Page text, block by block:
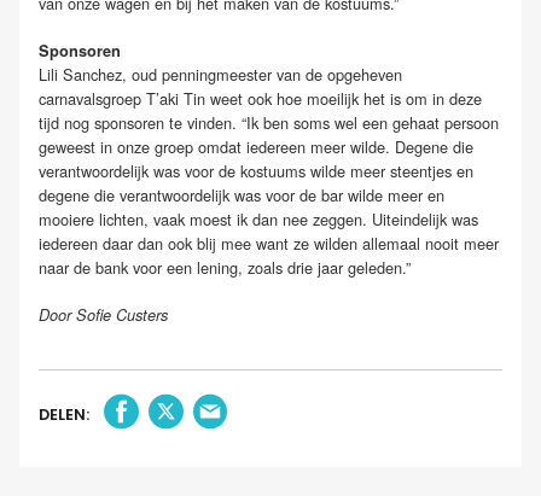
Sponsoren
Lili Sanchez, oud penningmeester van de opgeheven
carnavalsgroep T’aki Tin weet ook hoe moeilijk het is om in deze
tijd nog sponsoren te vinden. “Ik ben soms wel een gehaat persoon
geweest in onze groep omdat iedereen meer wilde. Degene die
verantwoordelijk was voor de kostuums wilde meer steentjes en
degene die verantwoordelijk was voor de bar wilde meer en
mooiere lichten, vaak moest ik dan nee zeggen. Uiteindelijk was
iedereen daar dan ook blij mee want ze wilden allemaal nooit meer
naar de bank voor een lening, zoals drie jaar geleden.”
Door Sofie Custers
DELEN: